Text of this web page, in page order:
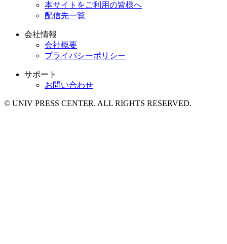
本サイトをご利用の皆様へ
配信先一覧
会社情報
会社概要
プライバシーポリシー
サポート
お問い合わせ
© UNIV PRESS CENTER. ALL RIGHTS RESERVED.